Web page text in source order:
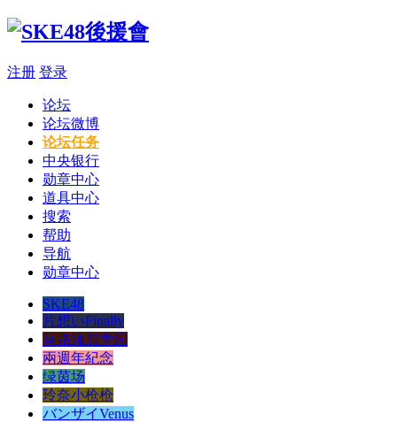
注册 登录
论坛
论坛微博
论坛任务
中央银行
勋章中心
道具中心
搜索
帮助
导航
勋章中心
SKE48
片想いFinally
马路须加学园
兩週年紀念
绿茵场
玲奈小枪枪
バンザイVenus